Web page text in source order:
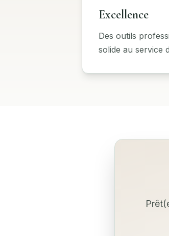
Excellence
Des outils
solide au service